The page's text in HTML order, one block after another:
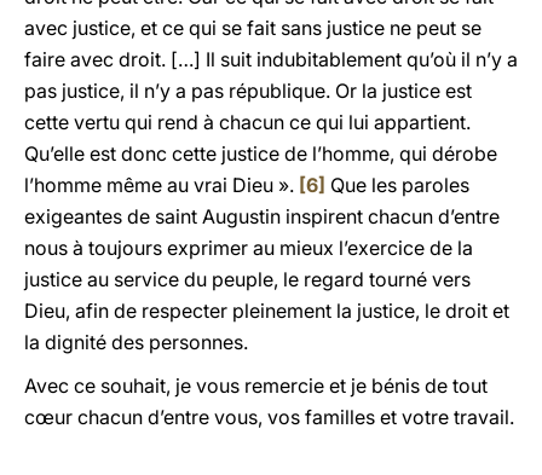
avec justice, et ce qui se fait sans justice ne peut se
faire avec droit. […] Il suit indubitablement qu’où il n’y a
pas justice, il n’y a pas république. Or la justice est
cette vertu qui rend à chacun ce qui lui appartient.
Qu’elle est donc cette justice de l’homme, qui dérobe
l’homme même au vrai Dieu ». [6] Que les paroles
exigeantes de saint Augustin inspirent chacun d’entre
nous à toujours exprimer au mieux l’exercice de la
justice au service du peuple, le regard tourné vers
Dieu, afin de respecter pleinement la justice, le droit et
la dignité des personnes.
Avec ce souhait, je vous remercie et je bénis de tout
cœur chacun d’entre vous, vos familles et votre travail.